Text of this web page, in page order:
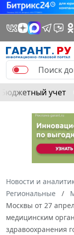
Бюджетный учет
Новости и
Региональные
Москвы от 27
медицинским
здравоохранения